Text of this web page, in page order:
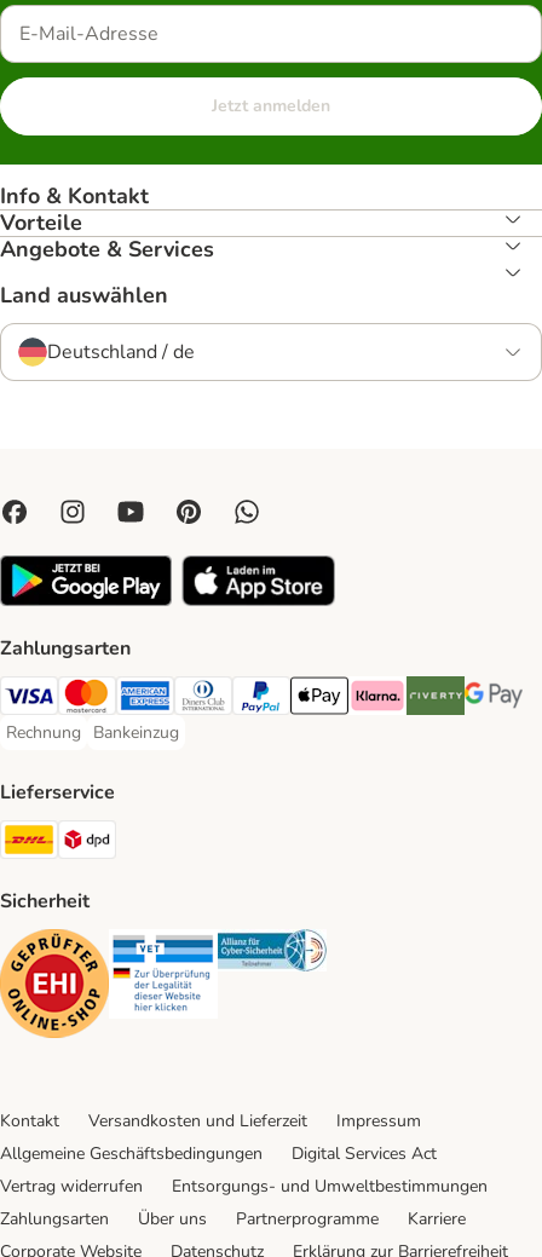
Jetzt anmelden
Info & Kontakt
Vorteile
Angebote & Services
Land auswählen
Deutschland / de
Zahlungsarten
Visa Payment Method
Mastercard Payment Method
American Express Payment Method
Diners Club Payment Method
PayPal Payment Method
Apple Pay Payment Method
Klarna Payment Method
Riverty Payment
Google
Rechnung
Rechnung Payment Method
Bankeinzug
Bankeinzug Payment Method
Lieferservice
DHL Shipping Method
Sicherheit
Security Security Security
Kontakt Versandkosten und Lieferzeit
Impressum
Allgemeine Geschäftsbedingungen
Digital Services Act
Vertrag widerrufen
Entsorgungs- und Umweltbestimmungen
Zahlungsarten
Über uns Partnerprogramme
Karriere
Corporate Website
Datenschutz Erklärung zur Barrierefreiheit